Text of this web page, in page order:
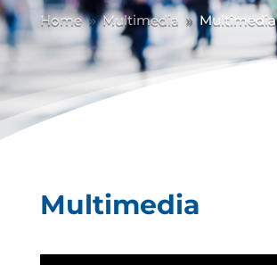
Home 9 Multimedia 9 Multimedia
Multimedia